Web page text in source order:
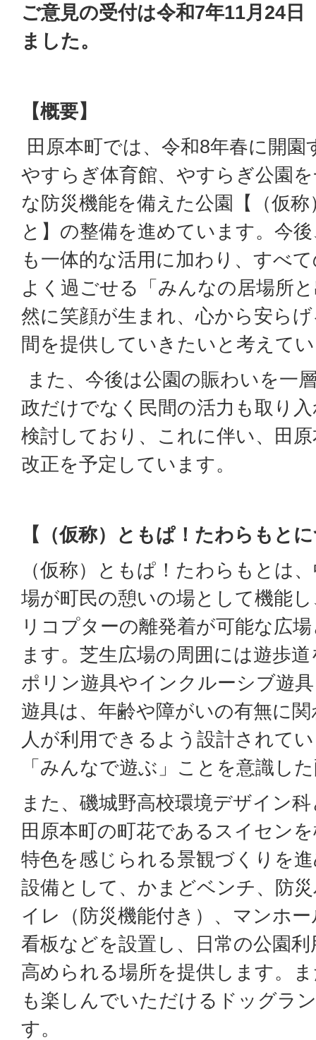
ご意見の受付は令和7年11月24日
ました。
【概要】
田原本町では、令和8年春に開園
やすらぎ体育館、やすらぎ公園
な防災機能を備えた公園【（仮
と】の整備を進めています。今
も一体的な活用に加わり、すべ
よく過ごせる「みんなの居場所
然に笑顔が生まれ、心から安ら
間を提供していきたいと考えて
また、今後は公園の賑わいを一
政だけでなく民間の活力も取り
検討しており、これに伴い、田
改正を予定しています。
【（仮称）ともぱ！たわらもと
（仮称）ともぱ！たわらもとは
場が町民の憩いの場として機能
リコプターの離発着が可能な広
ます。芝生広場の周囲には遊歩
ポリン遊具やインクルーシブ遊
遊具は、年齢や障がいの有無に
人が利用できるよう設計されて
「みんなで遊ぶ」ことを意識し
また、磯城野高校環境デザイン
田原本町の町花であるスイセン
特色を感じられる景観づくりを
設備として、かまどベンチ、防
イレ（防災機能付き）、マンホ
看板などを設置し、日常の公園
高められる場所を提供します。
も楽しんでいただけるドッグラ
す。